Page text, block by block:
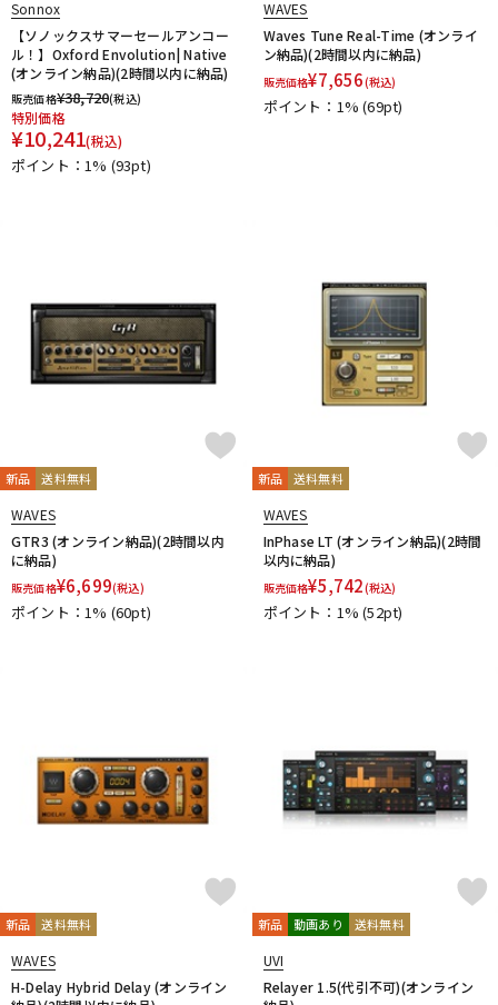
Sonnox
【ソノックスサマーセールアンコー
ル！】Oxford Envolution| Native
(オンライン納品)(2時間以内に納品)
販売価格¥38,720(税込)
特別価格
¥10,241(税込)
ポイント：1% (93pt)
WAVES
Waves Tune Real-Time (オンライ
ン納品)(2時間以内に納品)
販売価格¥7,656(税込)
ポイント：1%(69pt)
新品 送料無料
WAVES
GTR3 (オンライン納品)(2時間以内
に納品)
販売価格¥6,699(税込)
ポイント：1% (60pt)
新品 送料無料
WAVES
InPhase LT (オンライン納品)(2時間
以内に納品)
販売価格¥5,742(税込)
ポイント：1%(52pt)
新品 送料無料
WAVES
H-Delay Hybrid Delay (オンライン
新品 動画あり 送料無料
UVI
Relayer 1.5(代引不可)(オンライン